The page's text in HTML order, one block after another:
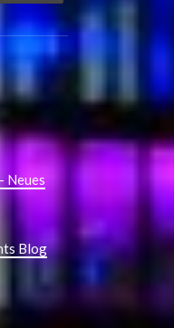
Neues
Blog